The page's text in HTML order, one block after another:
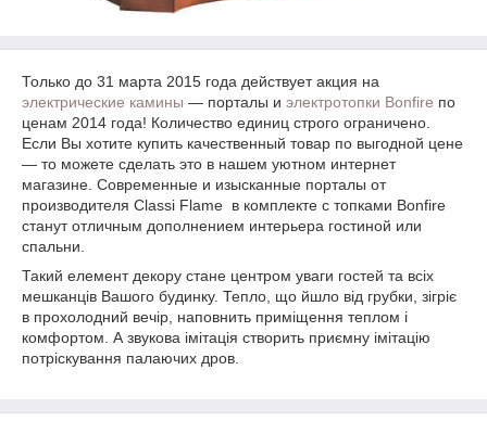
Только до 31 марта 2015 года действует акция на
электрические камины ― порталы и электротопки Bonfire по
ценам 2014 года! Количество единиц строго ограничено.
Если Вы хотите купить качественный товар по выгодной цене
― то можете сделать это в нашем уютном интернет
магазине. Современные и изысканные порталы от
производителя Classi Flame в комплекте с топками Bonfire
станут отличным дополнением интерьера гостиной или
спальни.
Такий елемент декору стане центром уваги гостей та всіх
мешканців Вашого будинку. Тепло, що йшло від грубки, зігріє
в прохолодний вечір, наповнить приміщення теплом і
комфортом. А звукова імітація створить приємну імітацію
потріскування палаючих дров.